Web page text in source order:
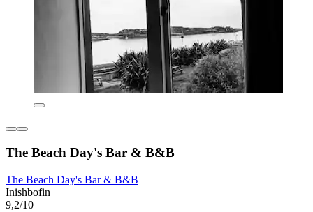
The Beach Day's Bar & B&B
The Beach Day's Bar & B&B
Inishbofin
9,2/10